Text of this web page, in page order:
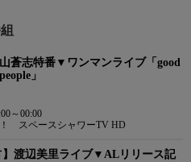
山蒼志特番▼ワンマンライブ「good
」
～00:00
スペースシャワーTV HD
】渡辺美里ライブ▼ALリリース記